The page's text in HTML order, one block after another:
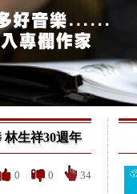
林生祥30週年
0 0 34